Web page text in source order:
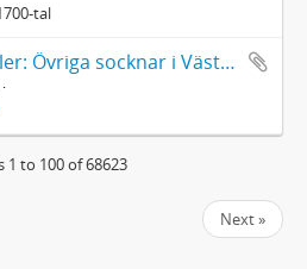
tal
Byar under fem sekler: Övriga socknar i Västerbotten
1 to 100 of 68623
Next »